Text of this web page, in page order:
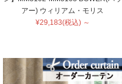
アー) ウィリアム・モリス
¥29,183(税込) ～